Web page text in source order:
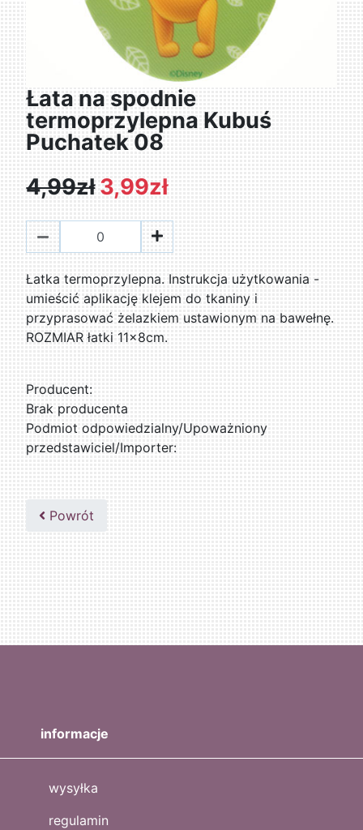
Łata na spodnie
termoprzylepna Kubuś
Puchatek 08
4,99zł 3,99zł
Łatka termoprzylepna. Instrukcja użytkowania -
umieścić aplikację klejem do tkaniny i
przyprasować żelazkiem ustawionym na bawełnę.
ROZMIAR łatki 11x8cm.
Producent:
Brak producenta
Podmiot odpowiedzialny/Upoważniony
przedstawiciel/Importer:
Powrót
informacje
wysyłka
regulamin